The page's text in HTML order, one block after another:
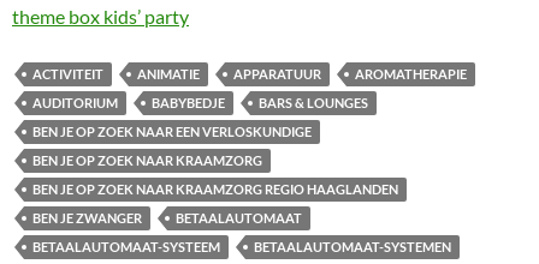
theme box kids’ party
ACTIVITEIT ANIMATIE APPARATUUR
AROMATHERAPIE
AUDITORIUM
BABYBEDJE
BARS & LOUNGES
BEN JE OP ZOEK NAAR EEN VERLOSKUNDIGE
BEN JE OP ZOEK NAAR KRAAMZORG
BEN JE OP ZOEK NAAR KRAAMZORG REGIO HAAGLANDEN
BEN JE ZWANGER
BETAALAUTOMAAT
BETAALAUTOMAAT-SYSTEEM
BETAALAUTOMAAT-SYSTEMEN